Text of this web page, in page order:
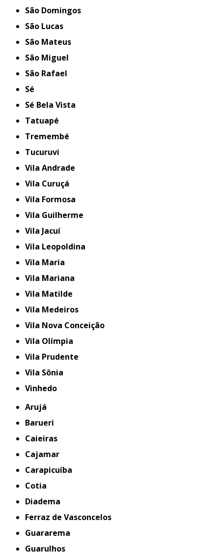
São Domingos
São Lucas
São Mateus
São Miguel
São Rafael
Sé
Sé Bela Vista
Tatuapé
Tremembé
Tucuruvi
Vila Andrade
Vila Curuçá
Vila Formosa
Vila Guilherme
Vila Jacuí
Vila Leopoldina
Vila Maria
Vila Mariana
Vila Matilde
Vila Medeiros
Vila Nova Conceição
Vila Olímpia
Vila Prudente
Vila Sônia
Vinhedo
Arujá
Barueri
Caieiras
Cajamar
Carapicuíba
Cotia
Diadema
Ferraz de Vasconcelos
Guararema
Guarulhos